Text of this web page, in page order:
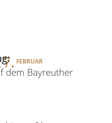
FEBRUAR
dem Bayreuther